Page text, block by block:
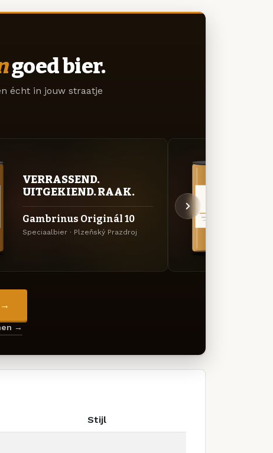
goed bier.
écht in jouw straatje
VERRASSEND.
UITGEKIEND. RAAK.
Gambrinus Originál 10
Speciaalbier · Plzeňský Prazdroj
→
Stijl